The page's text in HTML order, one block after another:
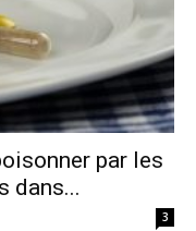
par les
dans...
3